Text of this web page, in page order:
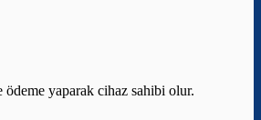
yaparak cihaz sahibi olur.